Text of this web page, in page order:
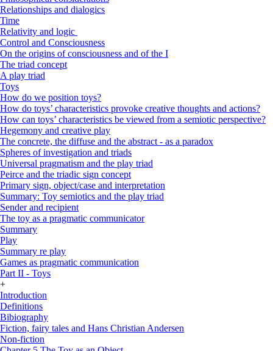
Relationships and dialogics
Time
Relativity and logic
Control and Consciousness
On the origins of consciousness and of the I
The triad concept
A play triad
Toys
How do we position toys?
How do toys’ characteristics provoke creative thoughts and actions?
How can toys’ characteristics be viewed from a semiotic perspective?
Hegemony and creative play
The concrete, the diffuse and the abstract - as a paradox
Spheres of investigation and triads
Universal pragmatism and the play triad
Peirce and the triadic sign concept
Primary sign, object/case and interpretation
Summary: Toy semiotics and the play triad
Sender and recipient
The toy as a pragmatic communicator
Summary
Play
Summary re play
Games as pragmatic communication
Part II - Toys
+
Introduction
Definitions
Bibiography
Fiction, fairy tales and Hans Christian Andersen
Non-fiction